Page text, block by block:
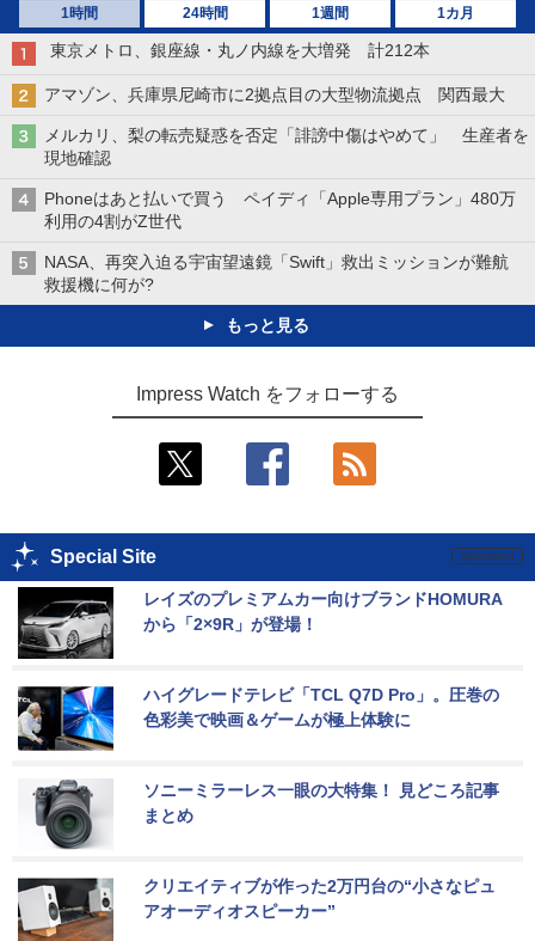
1時間 24時間 1週間 1カ月
東京メトロ、銀座線・丸ノ内線を大増発 計212本
アマゾン、兵庫県尼崎市に2拠点目の大型物流拠点 関西最大
メルカリ、梨の転売疑惑を否定「誹謗中傷はやめて」 生産者を
現地確認
Phoneはあと払いで買う ペイディ「Apple専用プラン」480万
利用の4割がZ世代
NASA、再突入迫る宇宙望遠鏡「Swift」救出ミッションが難航
救援機に何が?
もっと見る
Impress Watch をフォローする
Special Site
レイズのプレミアムカー向けブランドHOMURA
から「2×9R」が登場！
ハイグレードテレビ「TCL Q7D Pro」。圧巻の
色彩美で映画＆ゲームが極上体験に
ソニーミラーレス一眼の大特集！ 見どころ記事
まとめ
クリエイティブが作った2万円台の“小さなピュ
アオーディオスピーカー”